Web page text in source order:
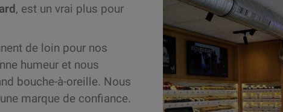
, est un vrai plus pour
de loin pour nos
humeur et nous
bouche-à-oreille. Nous
marque de confiance.